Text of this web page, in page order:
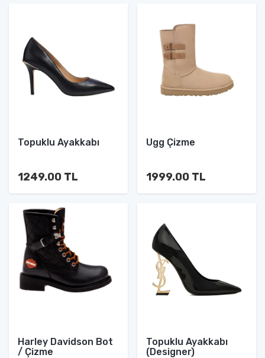
Topuklu Ayakkabı
1249.00 TL
Ugg Çizme
1999.00 TL
Harley Davidson Bot
/ Çizme
Topuklu Ayakkabı
(Designer)